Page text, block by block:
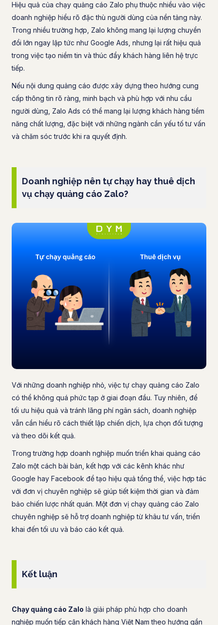
Hiệu quả của chạy quảng cáo Zalo phụ thuộc nhiều vào việc
doanh nghiệp hiểu rõ đặc thù người dùng của nền tảng này.
Trong nhiều trường hợp, Zalo không mang lại lượng chuyển
đổi lớn ngay lập tức như Google Ads, nhưng lại rất hiệu quả
trong việc tạo niềm tin và thúc đẩy khách hàng liên hệ trực
tiếp.
Nếu nội dung quảng cáo được xây dựng theo hướng cung
cấp thông tin rõ ràng, minh bạch và phù hợp với nhu cầu
người dùng, Zalo Ads có thể mang lại lượng khách hàng tiềm
năng chất lượng, đặc biệt với những ngành cần yếu tố tư vấn
và chăm sóc trước khi ra quyết định.
Doanh nghiệp nên tự chạy hay thuê dịch
vụ chạy quảng cáo Zalo?
Với những doanh nghiệp nhỏ, việc tự chạy quảng cáo Zalo
có thể không quá phức tạp ở giai đoạn đầu. Tuy nhiên, để
tối ưu hiệu quả và tránh lãng phí ngân sách, doanh nghiệp
vẫn cần hiểu rõ cách thiết lập chiến dịch, lựa chọn đối tượng
và theo dõi kết quả.
Trong trường hợp doanh nghiệp muốn triển khai quảng cáo
Zalo một cách bài bản, kết hợp với các kênh khác như
Google hay Facebook để tạo hiệu quả tổng thể, việc hợp tác
với đơn vị chuyên nghiệp sẽ giúp tiết kiệm thời gian và đảm
bảo chiến lược nhất quán. Một đơn vị chạy quảng cáo Zalo
chuyên nghiệp sẽ hỗ trợ doanh nghiệp từ khâu tư vấn, triển
khai đến tối ưu và báo cáo kết quả.
Kết luận
Chạy quảng cáo Zalo là giải pháp phù hợp cho doanh
nghiệp muốn tiếp cận khách hàng Việt Nam theo hướng gần